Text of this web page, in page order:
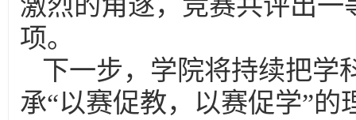
激烈的角逐，竞赛共评出一
项。
下一步，学院将持续把学
承“以赛促教，以赛促学”